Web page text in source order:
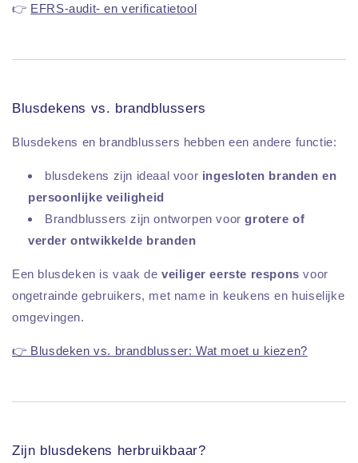
👉 EFRS-audit- en verificatietool
Blusdekens vs. brandblussers
Blusdekens en brandblussers hebben een andere functie:
blusdekens zijn ideaal voor ingesloten branden en
persoonlijke veiligheid
Brandblussers zijn ontworpen voorgrotere of
verder ontwikkelde branden
Een blusdeken is vaak de veiliger eerste respons voor
ongetrainde gebruikers, met name in keukens en huiselijke
omgevingen.
👉 Blusdeken vs. brandblusser: Wat moet u kiezen?
Zijn blusdekens herbruikbaar?